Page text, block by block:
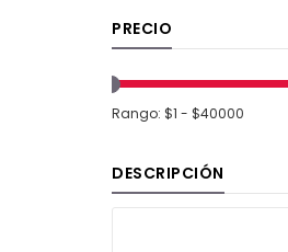
PRECIO
Rango: $1 - $40000
DESCRIPCIÓN